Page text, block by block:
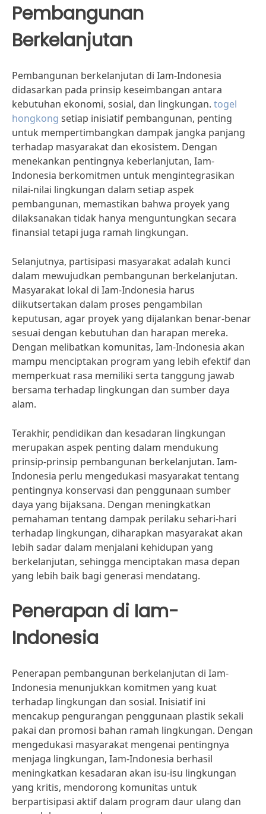
Pembangunan
Berkelanjutan
Pembangunan berkelanjutan di Iam-Indonesia
didasarkan pada prinsip keseimbangan antara
kebutuhan ekonomi, sosial, dan lingkungan. togel
hongkong setiap inisiatif pembangunan, penting
untuk mempertimbangkan dampak jangka panjang
terhadap masyarakat dan ekosistem. Dengan
menekankan pentingnya keberlanjutan, Iam-
Indonesia berkomitmen untuk mengintegrasikan
nilai-nilai lingkungan dalam setiap aspek
pembangunan, memastikan bahwa proyek yang
dilaksanakan tidak hanya menguntungkan secara
finansial tetapi juga ramah lingkungan.
Selanjutnya, partisipasi masyarakat adalah kunci
dalam mewujudkan pembangunan berkelanjutan.
Masyarakat lokal di Iam-Indonesia harus
diikutsertakan dalam proses pengambilan
keputusan, agar proyek yang dijalankan benar-benar
sesuai dengan kebutuhan dan harapan mereka.
Dengan melibatkan komunitas, Iam-Indonesia akan
mampu menciptakan program yang lebih efektif dan
memperkuat rasa memiliki serta tanggung jawab
bersama terhadap lingkungan dan sumber daya
alam.
Terakhir, pendidikan dan kesadaran lingkungan
merupakan aspek penting dalam mendukung
prinsip-prinsip pembangunan berkelanjutan. Iam-
Indonesia perlu mengedukasi masyarakat tentang
pentingnya konservasi dan penggunaan sumber
daya yang bijaksana. Dengan meningkatkan
pemahaman tentang dampak perilaku sehari-hari
terhadap lingkungan, diharapkan masyarakat akan
lebih sadar dalam menjalani kehidupan yang
berkelanjutan, sehingga menciptakan masa depan
yang lebih baik bagi generasi mendatang.
Penerapan di Iam-
Indonesia
Penerapan pembangunan berkelanjutan di Iam-
Indonesia menunjukkan komitmen yang kuat
terhadap lingkungan dan sosial. Inisiatif ini
mencakup pengurangan penggunaan plastik sekali
pakai dan promosi bahan ramah lingkungan. Dengan
mengedukasi masyarakat mengenai pentingnya
menjaga lingkungan, Iam-Indonesia berhasil
meningkatkan kesadaran akan isu-isu lingkungan
yang kritis, mendorong komunitas untuk
berpartisipasi aktif dalam program daur ulang dan